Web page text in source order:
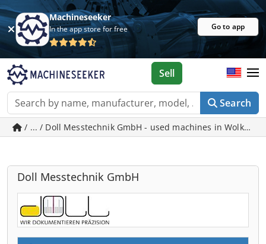
Machineseeker
In the app store for free Go to app
Search
Sell
/ ... / Doll Messtechnik GmbH - used machines in
Doll Messtechnik GmbH